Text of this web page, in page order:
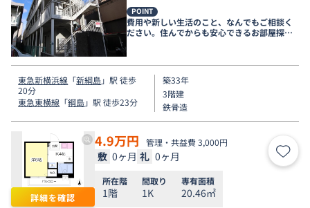
POINT
費用や新しい生活のこと、なんでもご相談く
ださい。住んでからも安心できるお部屋探し
東急新横浜線 「新綱島」駅 徒歩
20分
東急東横線 「綱島」駅 徒歩23分
築33年
3階建
鉄骨造
詳細を確認
4.9万円 管理・共益費 3,000円
敷 0ヶ月 礼 0ヶ月 お気
所在階
1階
間取り
1K
専有面積
20.46㎡